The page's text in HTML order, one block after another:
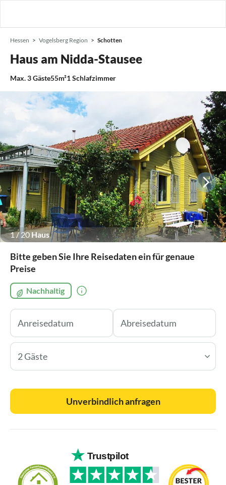
Hessen Vogelsberg Region Schotten
Haus am Nidda-Stausee
Max.3Gäste55m²1Schlafzimmer
1/20 Haus
Bitte geben Sie Ihre Reisedaten ein für genaue
Preise
Nachhaltig
2 Gäste
Unverbindlich anfragen